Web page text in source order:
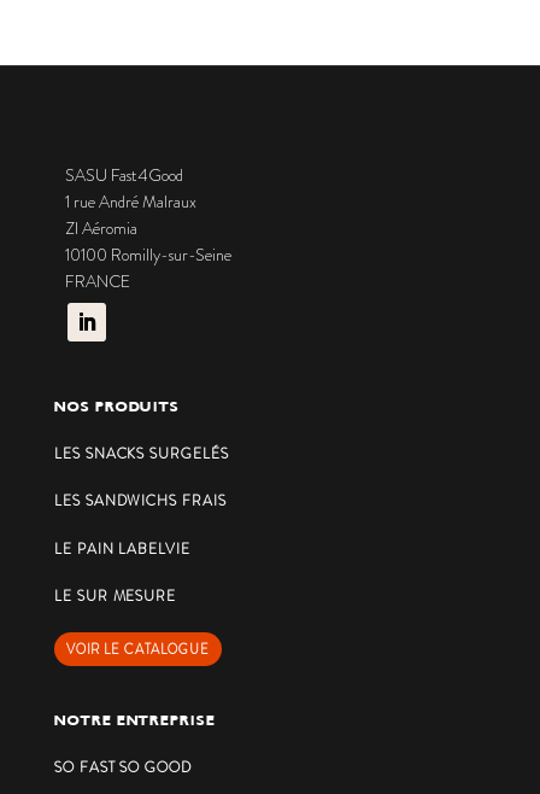
SASU Fast4Good
1 rue André Malraux
ZI Aéromia
10100 Romilly-sur-Seine
FRANCE
NOS PRODUITS
LES SNACKS SURGELÉS
LES SANDWICHS FRAIS
LE PAIN LABELVIE
LE SUR MESURE
VOIR LE CATALOGUE
NOTRE ENTREPRISE
SO FAST SO GOOD